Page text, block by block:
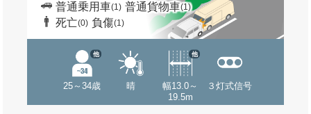
普通乗用車(1) 普通貨物車(1)
死亡(0) 負傷(1)
25～34歳
他
晴
幅13.0～
19.5m
他
３灯式信号